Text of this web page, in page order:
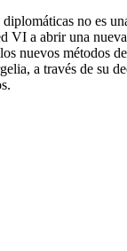
no es
VI a abrir una
nuevos métodos
a través de su